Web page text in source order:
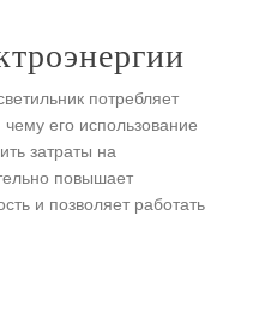
потребляет
его использование
затраты на
повышает
и позволяет работать